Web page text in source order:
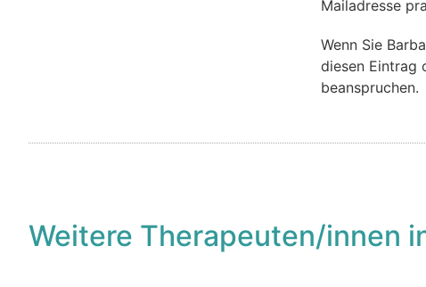
Mailadresse
Wenn Sie
diesen Eintrag
beanspruchen.
Weitere Therapeuten/innen